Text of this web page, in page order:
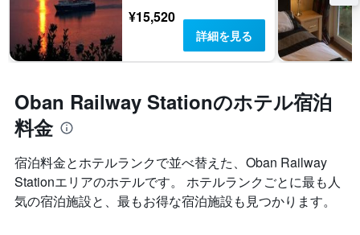
¥15,520
詳細を見る
Oban Railway Stationのホテル宿泊
料金
宿泊料金とホテルランクで並べ替えた、Oban Railway
Stationエリアのホテルです。 ホテルランクごとに最も人
気の宿泊施設と、最もお得な宿泊施設も見つかります。